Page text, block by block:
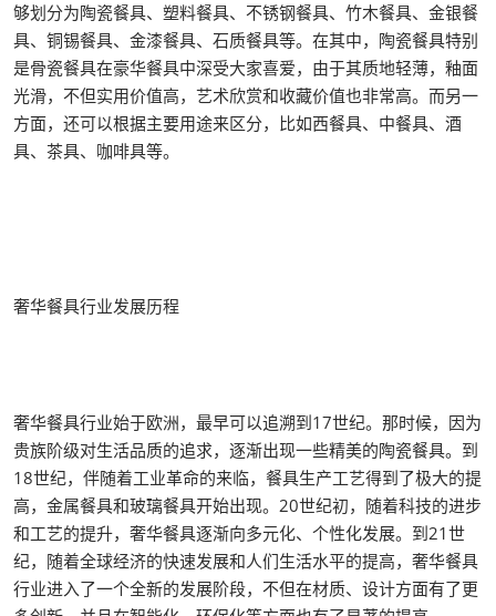
够划分为陶瓷餐具、塑料餐具、不锈钢餐具、竹木餐具、金银餐
具、铜锡餐具、金漆餐具、石质餐具等。在其中，陶瓷餐具特别
是骨瓷餐具在豪华餐具中深受大家喜爱，由于其质地轻薄，釉面
光滑，不但实用价值高，艺术欣赏和收藏价值也非常高。而另一
方面，还可以根据主要用途来区分，比如西餐具、中餐具、酒
具、茶具、咖啡具等。
奢华餐具行业发展历程
奢华餐具行业始于欧洲，最早可以追溯到17世纪。那时候，因为
贵族阶级对生活品质的追求，逐渐出现一些精美的陶瓷餐具。到
18世纪，伴随着工业革命的来临，餐具生产工艺得到了极大的提
高，金属餐具和玻璃餐具开始出现。20世纪初，随着科技的进步
和工艺的提升，奢华餐具逐渐向多元化、个性化发展。到21世
纪，随着全球经济的快速发展和人们生活水平的提高，奢华餐具
行业进入了一个全新的发展阶段，不但在材质、设计方面有了更